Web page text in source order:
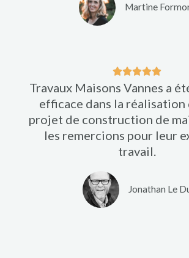
Martine
N
o
t
é
5
Travaux Maisons Vannes a
efficace dans la
projet de construction de
les remercions pour leur
travail.
Jonathan Le